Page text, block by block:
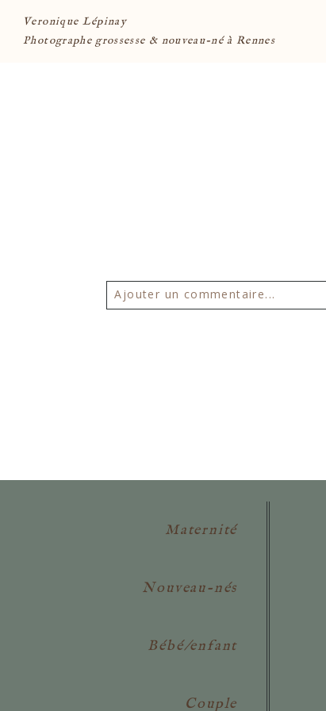
Veronique Lépinay
Photographe grossesse & nouveau-né à Rennes
Ajouter un commentaire...
Maternité
Nouveau-nés
Bébé/enfant
Couple